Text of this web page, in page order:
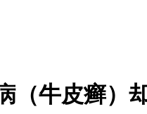
牛皮癣）